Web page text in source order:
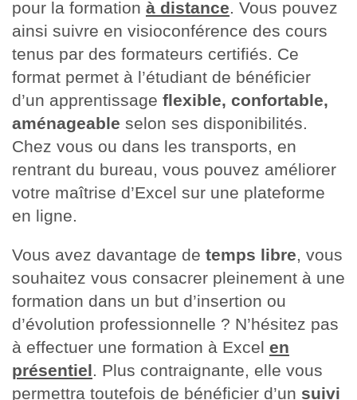
pour la formation à distance. Vous pouvez
ainsi suivre en visioconférence des cours
tenus par des formateurs certifiés. Ce
format permet à l’étudiant de bénéficier
d’un apprentissage flexible, confortable,
aménageable selon ses disponibilités.
Chez vous ou dans les transports, en
rentrant du bureau, vous pouvez améliorer
votre maîtrise d’Excel sur une plateforme
en ligne.
Vous avez davantage de temps libre, vous
souhaitez vous consacrer pleinement à une
formation dans un but d’insertion ou
d’évolution professionnelle ? N’hésitez pas
à effectuer une formation à Excel en
présentiel. Plus contraignante, elle vous
permettra toutefois de bénéficier d’un suivi